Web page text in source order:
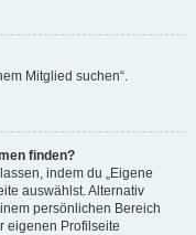
Mitglied suchen“.
finden?
indem du „Eigene
auswählst. Alternativ
persönlichen Bereich
eigenen Profilseite